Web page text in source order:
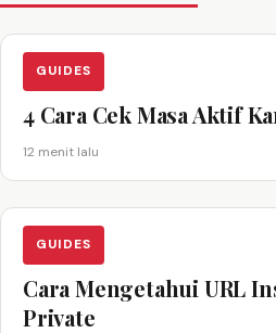
GUIDES
4 Cara Cek Masa Aktif
12 menit lalu
GUIDES
Cara Mengetahui URL
Private